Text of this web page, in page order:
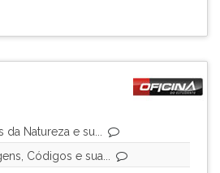
Natureza e su...
Códigos e sua...